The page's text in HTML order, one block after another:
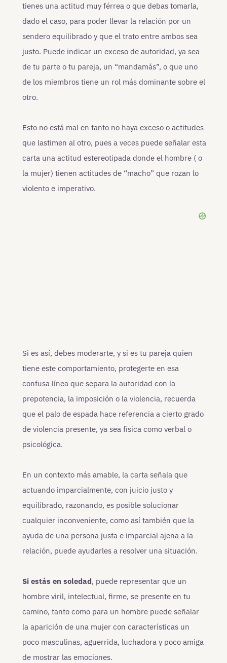
tienes una actitud muy férrea o que debas tomarla,
dado el caso, para poder llevar la relación por un
sendero equilibrado y que el trato entre ambos sea
justo. Puede indicar un exceso de autoridad, ya sea
de tu parte o tu pareja, un “mandamás”, o que uno
de los miembros tiene un rol más dominante sobre el
otro.
Esto no está mal en tanto no haya exceso o actitudes
que lastimen al otro, pues a veces puede señalar esta
carta una actitud estereotipada donde el hombre ( o
la mujer) tienen actitudes de “macho” que rozan lo
violento e imperativo.
Si es así, debes moderarte, y si es tu pareja quien
tiene este comportamiento, protegerte en esa
confusa línea que separa la autoridad con la
prepotencia, la imposición o la violencia, recuerda
que el palo de espada hace referencia a cierto grado
de violencia presente, ya sea física como verbal o
psicológica.
En un contexto más amable, la carta señala que
actuando imparcialmente, con juicio justo y
equilibrado, razonando, es posible solucionar
cualquier inconveniente, como así también que la
ayuda de una persona justa e imparcial ajena a la
relación, puede ayudarles a resolver una situación.
Si estás en soledad, puede representar que un
hombre viril, intelectual, firme, se presente en tu
camino, tanto como para un hombre puede señalar
la aparición de una mujer con características un
poco masculinas, aguerrida, luchadora y poco amiga
de mostrar las emociones.